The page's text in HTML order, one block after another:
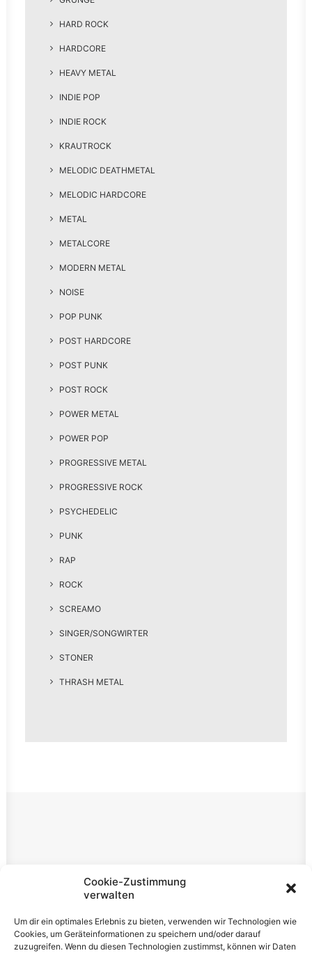
Cookie-Zustimmung
verwalten
Um dir ein optimales Erlebnis zu bieten, verwenden wir Technologien wie
Cookies, um Geräteinformationen zu speichern und/oder darauf
zuzugreifen. Wenn du diesen Technologien zustimmst, können wir Daten
HARD ROCK
HARDCORE
HEAVY METAL
INDIE POP
INDIE ROCK
KRAUTROCK
MELODIC DEATHMETAL
MELODIC HARDCORE
METAL
METALCORE
MODERN METAL
NOISE
POP PUNK
POST HARDCORE
POST PUNK
POST ROCK
POWER METAL
POWER POP
PROGRESSIVE METAL
PROGRESSIVE ROCK
PSYCHEDELIC
PUNK
RAP
ROCK
SCREAMO
SINGER/SONGWIRTER
STONER
THRASH METAL
Rechtliches
Datenschutzerklärung
Cookie-Richtlinie (EU)